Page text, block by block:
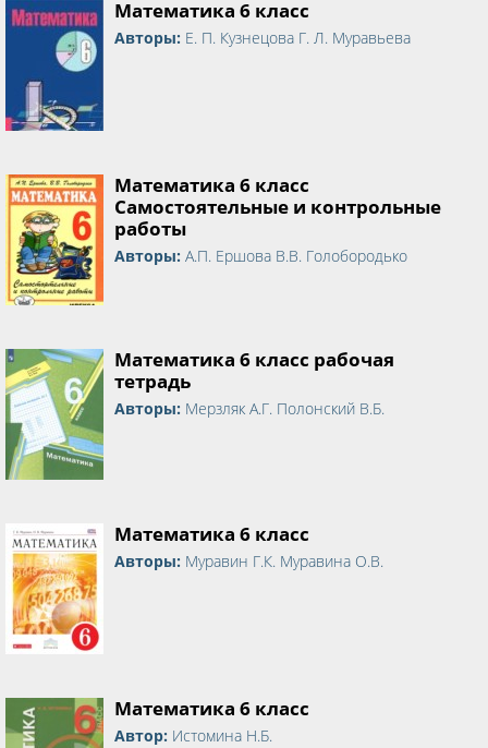
Математика 6 класс
Авторы: Е. П. Кузнецова Г. Л. Муравьева
Математика 6 класс
Самостоятельные и контрольные
работы
Авторы: А.П. Ершова В.В. Голобородько
Математика 6 класс рабочая
тетрадь
Авторы: Мерзляк А.Г. Полонский В.Б.
Математика 6 класс
Авторы: Муравин Г.К. Муравина О.В.
Математика 6 класс
Автор: Истомина Н.Б.